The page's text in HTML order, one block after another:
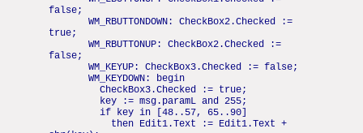
false;
WM_RBUTTONDOWN: CheckBox2.Checked :=
true;
WM_RBUTTONUP: CheckBox2.Checked :=
false;
WM_KEYUP: CheckBox3.Checked := false;
WM_KEYDOWN: begin
CheckBox3.Checked := true;
key := msg.paramL and 255;
if key in [48..57, 65..90]
then Edit1.Text := Edit1.Text +